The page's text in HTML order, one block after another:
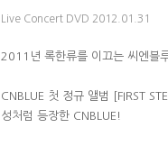
Live Concert DVD 2012.01.31
2011년 록한류를 이끄는 씨엔블
CNBLUE 첫 정규 앨범 [FIRST
성처럼 등장한 CNBLUE!